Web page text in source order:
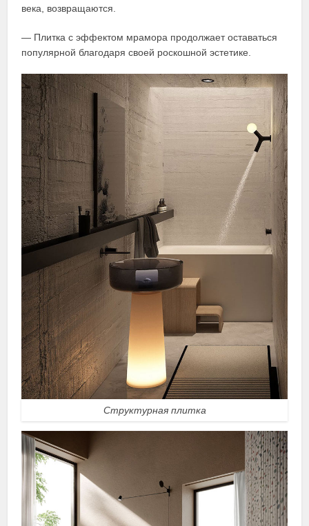
века, возвращаются.
— Плитка с эффектом мрамора продолжает оставаться
популярной благодаря своей роскошной эстетике.
Структурная плитка